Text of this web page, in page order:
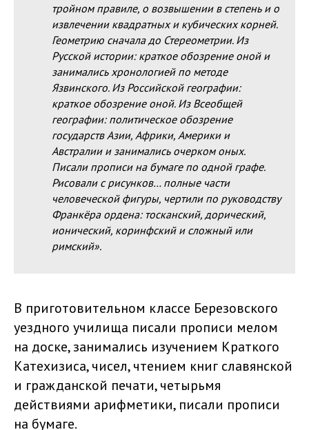
тройном правиле, о возвышении в степень и о
извлечении квадратных и кубических корней.
Геометрию сначала до Стереометрии. Из
Русской истории: краткое обозрение оной и
занимались хронологией по методе
Язвинского. Из Российской географии:
краткое обозрение оной. Из Всеобщей
географии: политическое обозрение
государств Азии, Африки, Америки и
Австралии и занимались очерком оных.
Писали прописи на бумаге по одной графе.
Рисовали с рисунков… полные части
человеческой фигуры, чертили по руководству
Франкёра ордена: тосканский, дорический,
ионический, коринфский и сложный или
римский».
В приготовительном классе Березовского
уездного училища писали прописи мелом
на доске, занимались изучением Краткого
Катехизиса, чисел, чтением книг славянской
и гражданской печати, четырьмя
действиями арифметики, писали прописи
на бумаге.